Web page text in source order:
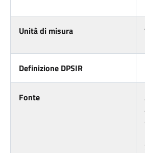
Unità di misura
Definizione DPSIR
Fonte